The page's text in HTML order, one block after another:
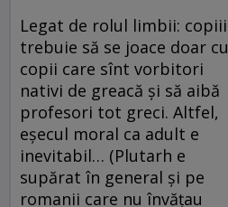
Legat de rolul limbii: copiii
trebuie să se joace doar cu
copii care sînt vorbitori
nativi de greacă și să aibă
profesori tot greci. Altfel,
eșecul moral ca adult e
inevitabil… (Plutarh e
supărat în general și pe
romanii care nu învățau